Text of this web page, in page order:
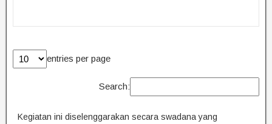
entries per page
Search:
Kegiatan ini diselenggarakan secara swadana yang